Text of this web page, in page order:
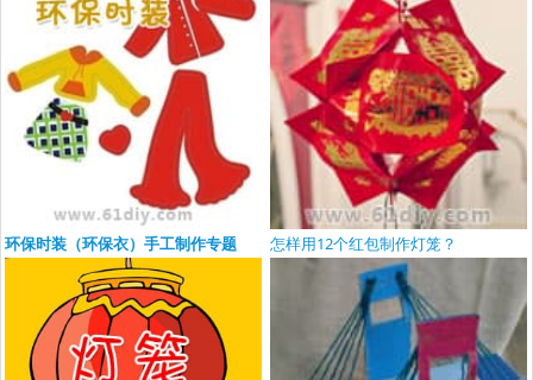
环保时装（环保衣）手工制作专题 怎样用12个红包制作灯笼？